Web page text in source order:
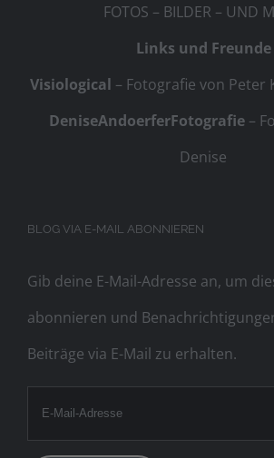
FOTOS – BILDER – UND
Links und Freunde
Visiological – Fotografie von Peter
DeniseAndoerferFotografie –
Denise
BLOG VIA E-MAIL ABONNIEREN
Gib deine E-Mail-Adresse an, um
abonnieren und
Beiträge via E-Mail zu erhalten.
Mail-